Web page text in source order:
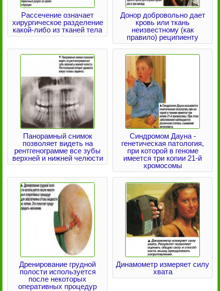
Рассечение означает
хирургическое разделение
какой-либо из тканей тела
Донор добровольно дает
кровь или ткань
неизвестному (как
правило) реципиенту
Панорамный снимок
позволяет видеть на
рентгенограмме все зубы
верхней и нижней челюсти
Синдромом Дауна -
генетическая патология,
при которой в геноме
имеется три копии 21-й
хромосомы
Дренирование грудной
полости используется
после некоторых
оперативных процедур
Динамометр измеряет силу
хвата